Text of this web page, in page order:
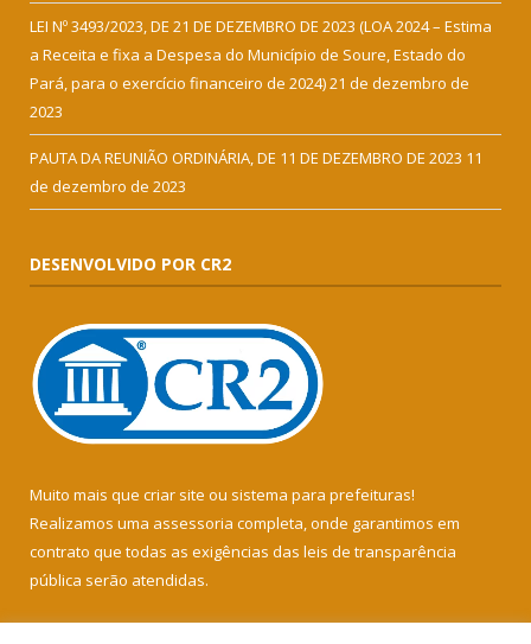
LEI Nº 3493/2023, DE 21 DE DEZEMBRO DE 2023 (LOA 2024 – Estima
a Receita e fixa a Despesa do Município de Soure, Estado do
Pará, para o exercício financeiro de 2024)21 de dezembro de
2023
PAUTA DA REUNIÃO ORDINÁRIA, DE 11 DE DEZEMBRO DE 2023 11
de dezembro de 2023
DESENVOLVIDO POR CR2
Muito mais que criar site ou sistema para prefeituras!
Realizamos uma assessoria completa, onde garantimos em
contrato que todas as exigências das leis de transparência
pública serão atendidas.